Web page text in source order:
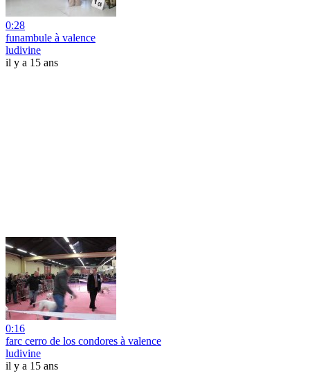
0:28
funambule à valence
ludivine
il y a 15 ans
0:16
farc cerro de los condores à valence
ludivine
il y a 15 ans